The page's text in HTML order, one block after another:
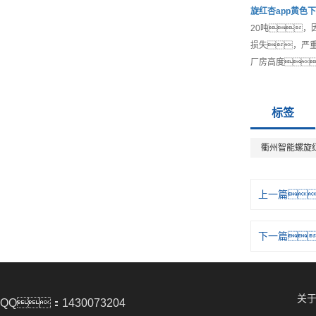
旋红杏app黄色
20吨，因
损失，严
厂房高度
标签
衢州智能螺旋
上一篇
下一篇
QQ：1430073204 关